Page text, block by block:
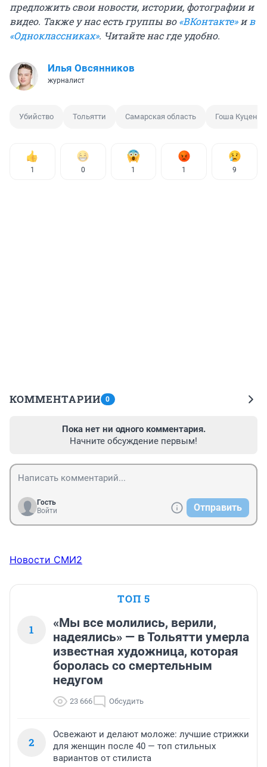
предложить свои новости, истории, фотографии и
видео. Также у нас есть группы во«ВКонтакте»и в
«Одноклассниках». Читайте нас где удобно.
Илья Овсянников
журналист
Убийство Тольятти Самарская область Гоша Куценко
1 0 1 1 9
КОММЕНТАРИИ 0
Пока нет ни одного комментария.
Начните обсуждение первым!
Гость
Войти
Отправить
Новости СМИ2
ТОП 5
1
«Мы все молились, верили,
надеялись» — в Тольятти умерла
известная художница, которая
боролась со смертельным
недугом
23 666 Обсудить
2
Освежают и делают моложе: лучшие стрижки
для женщин после 40 — топ стильных
вариантов от стилиста